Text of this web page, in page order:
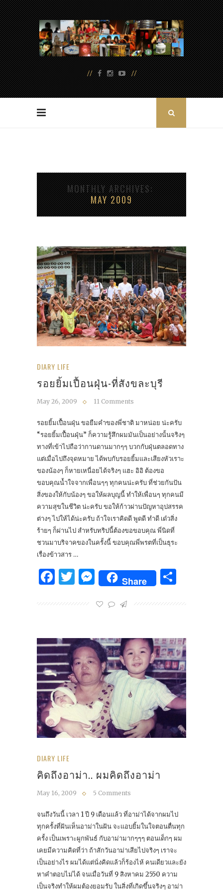
MONTHLY ARCHIVES
MAY 2009
DIARY LIFE
รอยยิ้มเปื้อนฝุ่น-ที่สังขละบุรี
May 26, 2009 11 Comments
รอยยิ้มเปื้อนฝุ่น ขอยืมคำของพี่ชาติ มาหน่อย น่ะครับ
“รอยยิ้มเปื้อนฝุ่น” ก็ความรู้สึกผมมันเป็นอย่างนั้นจริงๆ
ทางที่เข้าไปถือว่ากานดานมากๆๆ บวกกับฝุ่นตลอดทาง
แต่เมื่อไปถึงจุดหมาย ได้พบกับรอยยิ้มและเสียงหัวเราะ
ของน้องๆ ก็หายเหนื่อยได้จริงๆ แฮะ อิอิ ต้องขอ
ขอบคุณน้ำใจจากเพื่อนๆๆ ทุกคนน่ะครับ ที่ช่วยกันปัน
สิ่งของให้กับน้องๆ ขอให้ผลบุญนี้ ทำให้เพื่อนๆ ทุกคนมี
ความสุขในชีวิต น่ะครับ ขอให้ก้าวผ่านปัญหาอุปสรรค
ต่างๆ ไปให้ได้น่ะครับ ถ้าใจเราคิดดี พูดดี ทำดี เด๋วสิ่ง
ร้ายๆ ก็ผ่านไป สำหรับทริปนี้ต้องขอขอบคุณ พี่นิดที่
ชวนมาบริจาคของในครั้งนี้ ขอบคุณพี่พรตที่เป็นธุระ
เรื่องข้าวสาร …
Facebook
Twitter
Messenger
Share
DIARY LIFE
คิดถึงอาม่า.. ผมคิดถึงอาม่า
May 16, 2009 5 Comments
จนถึงวันนี้ เวลา 1 ปี 9 เดือนแล้ว ที่อาม่าได้จากผมไป
ทุกครั้งที่ฝันเห็นอาม่าในฝัน จะแอบยิ้มในใจตอนตื่นทุก
ครั้ง เป็นเพราะผูกพันธ์ กับอาม่ามากๆๆๆ ตอนเด็กๆ ผม
เคยมีความคิดที่ว่า ถ้าสักวันอาม่าเสียไปจริงๆ เราจะ
เป็นอย่างไร ผมได้แต่นั่งคิดแล้วก็ร้องไห้ คนเดียวและยัง
หาคำตอบไม่ได้ จนเมื่อวันที่ 9 สิงหาคม 2550 ความ
เป็นจริงทำให้ผมต้องยอมรับ ในสิ่งที่เกิดขึ้นจริงๆ อาม่า